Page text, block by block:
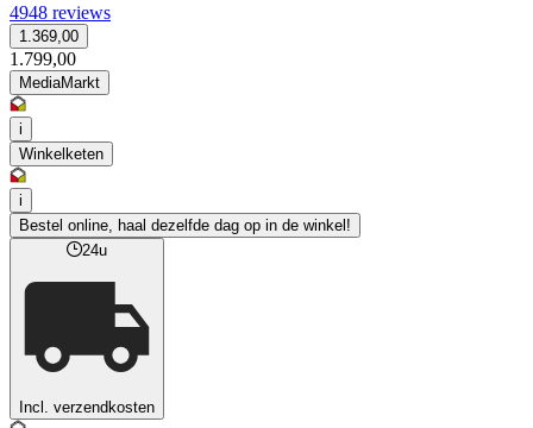
4948 reviews
1.369,00
1.799,00
MediaMarkt
i
Winkelketen
i
Bestel online, haal dezelfde dag op in de winkel!
24u
Incl. verzendkosten